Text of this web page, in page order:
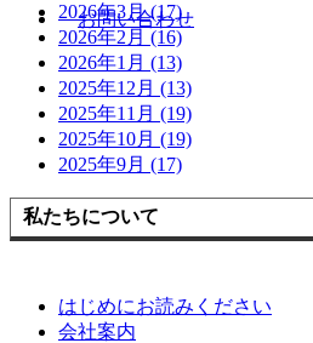
2026年3月 (17)
2026年2月 (16)
2026年1月 (13)
2025年12月 (13)
2025年11月 (19)
2025年10月 (19)
2025年9月 (17)
私たちについて
はじめにお読みください
会社案内